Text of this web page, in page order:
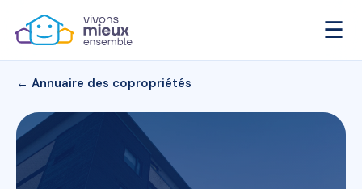
☰
← Annuaire des copropriétés